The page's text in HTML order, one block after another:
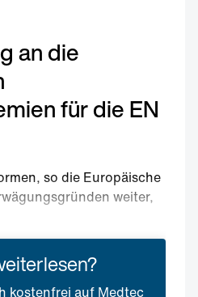
an die
für die EN
so die Europäische
weiter,
kostenfrei auf Medtec